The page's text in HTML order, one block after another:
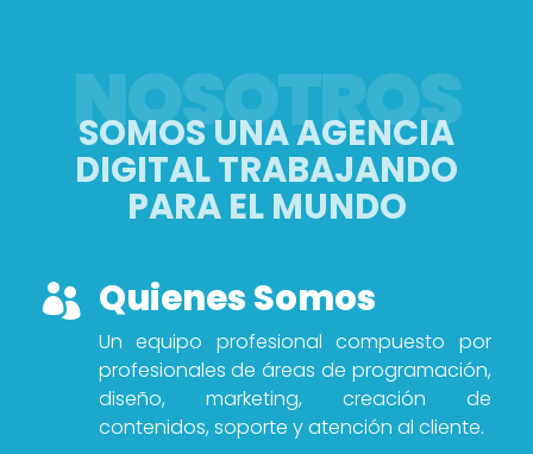
NOSOTROS
SOMOS UNA AGENCIA
DIGITAL TRABAJANDO
PARA EL MUNDO
 Quienes Somos
Un equipo profesional compuesto por
profesionales de áreas de programación,
diseño, marketing, creación de
contenidos, soporte y atención al cliente.